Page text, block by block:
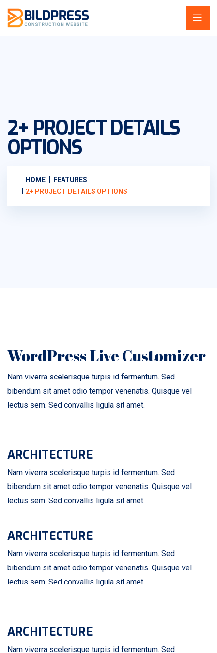
2+ PROJECT DETAILS
OPTIONS
HOME
FEATURES
2+ PROJECT DETAILS OPTIONS
WordPress Live Customizer
Nam viverra scelerisque turpis id fermentum. Sed
bibendum sit amet odio tempor venenatis. Quisque vel
lectus sem. Sed convallis ligula sit amet.
ARCHITECTURE
Nam viverra scelerisque turpis id fermentum. Sed
bibendum sit amet odio tempor venenatis. Quisque vel
lectus sem. Sed convallis ligula sit amet.
ARCHITECTURE
Nam viverra scelerisque turpis id fermentum. Sed
bibendum sit amet odio tempor venenatis. Quisque vel
lectus sem. Sed convallis ligula sit amet.
ARCHITECTURE
Nam viverra scelerisque turpis id fermentum. Sed